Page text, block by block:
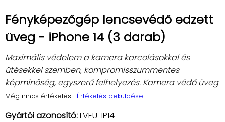
Fényképezőgép lencsevédő edzett
üveg - iPhone 14 (3 darab)
Maximális védelem a kamera karcolásokkal és
ütésekkel szemben, kompromisszummentes
képminőség, egyszerű felhelyezés. Kamera védő üveg
Még nincs értékelés | Értékelés beküldése
Gyártói azonosító:LVEU-IP14